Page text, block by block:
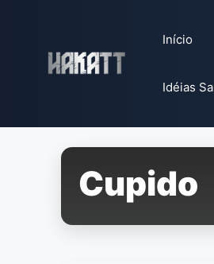
conteúdo
Início
Idéias
Cupido